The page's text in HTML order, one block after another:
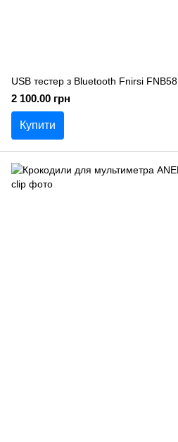
USB тестер з Bluetooth Fnirsi FNB58
2 100.00 грн
Купити